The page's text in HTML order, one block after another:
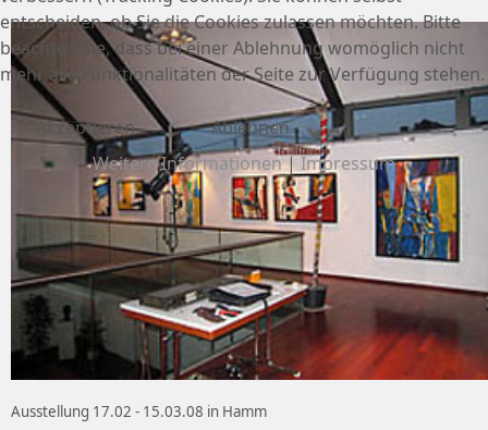
Ausstellung 17.02 - 15.03.08 in Hamm
entscheiden, ob Sie die Cookies zulassen möchten. Bitte
beachten Sie, dass bei einer Ablehnung womöglich nicht
mehr alle Funktionalitäten der Seite zur Verfügung stehen.
Akzeptieren
Ablehnen
Weitere Informationen|Impressum